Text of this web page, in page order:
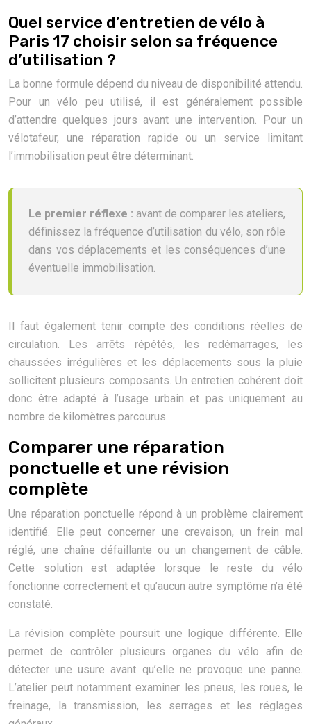
Quel service d’entretien de vélo à
Paris 17 choisir selon sa fréquence
d’utilisation ?
La bonne formule dépend du niveau de disponibilité attendu.
Pour un vélo peu utilisé, il est généralement possible
d’attendre quelques jours avant une intervention. Pour un
vélotafeur, une réparation rapide ou un service limitant
l’immobilisation peut être déterminant.
Le premier réflexe : avant de comparer les ateliers,
définissez la fréquence d’utilisation du vélo, son rôle
dans vos déplacements et les conséquences d’une
éventuelle immobilisation.
Il faut également tenir compte des conditions réelles de
circulation. Les arrêts répétés, les redémarrages, les
chaussées irrégulières et les déplacements sous la pluie
sollicitent plusieurs composants. Un entretien cohérent doit
donc être adapté à l’usage urbain et pas uniquement au
nombre de kilomètres parcourus.
Comparer une réparation
ponctuelle et une révision
complète
Une réparation ponctuelle répond à un problème clairement
identifié. Elle peut concerner une crevaison, un frein mal
réglé, une chaîne défaillante ou un changement de câble.
Cette solution est adaptée lorsque le reste du vélo
fonctionne correctement et qu’aucun autre symptôme n’a été
constaté.
La révision complète poursuit une logique différente. Elle
permet de contrôler plusieurs organes du vélo afin de
détecter une usure avant qu’elle ne provoque une panne.
L’atelier peut notamment examiner les pneus, les roues, le
freinage, la transmission, les serrages et les réglages